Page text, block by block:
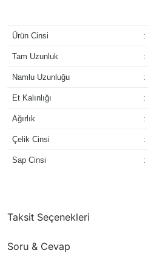
Ürün Cinsi :
Tam Uzunluk :
Namlu Uzunluğu :
Et Kalınlığı :
Ağırlık :
Çelik Cinsi :
Sap Cinsi :
Taksit Seçenekleri
Soru & Cevap